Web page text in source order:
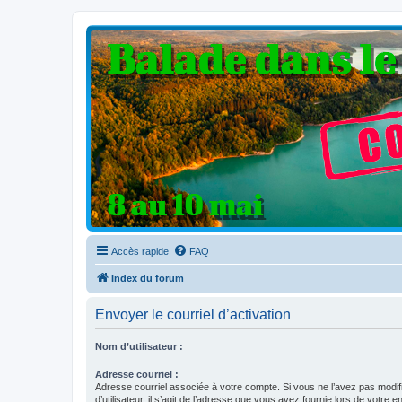
Clio V6 Passion
Le site français des passionnés de Clio V6
Accès rapide FAQ
Index du forum
Envoyer le courriel d’activation
Nom d’utilisateur :
Adresse courriel :
Adresse courriel associée à votre compte. Si vous ne l’avez pas
d’utilisateur, il s’agit de l’adresse que vous avez fournie lors de votre